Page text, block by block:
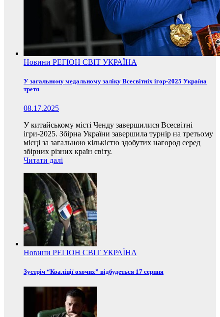
Новини РЕГІОН СВІТ УКРАЇНА
У загальному медальному заліку Всесвітніх ігор-2025 Україна
третя
08.17.2025
У китайському місті Ченду завершилися Всесвітні
ігри-2025. Збірна України завершила турнір на третьому
місці за загальною кількістю здобутих нагород серед
збірних різних країн світу.
Читати далі
Новини РЕГІОН СВІТ УКРАЇНА
Зустріч “Коаліції охочих” відбудеться 17 серпня